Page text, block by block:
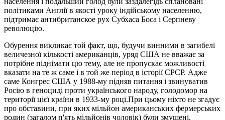
політиками Англії в якості уроку індійському населенню,
підтримає антибританское рух Субхаса Боса і Серпневу
революцію.
Обурення викликає той факт, що, будучи винними в загибелі
величезної кількості американців, уряд США не вважає за
потрібне піднімати цю тему, але не пропускає можливості
вказати на те ж саме і в той же період в історії СРСР. Адже
саме Конгрес США у 1988-му підняв питання і звинуватив
Росію в геноциді проти українського народу, голодомор на
території цієї країни в 1933-му році.При цьому ніхто не згадує
про обставини, при яких мільйон американських фермерських
родин (загалом п'ять мільйонів чоловік) були змушені,